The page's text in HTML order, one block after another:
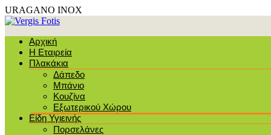
URAGANO INOX
Αρχική
Η Εταιρεία
Πλακάκια
Δάπεδο
Μπάνιο
Κουζίνα
Εξωτερικού Χώρου
Είδη Υγιεινής
Πορσελάνες